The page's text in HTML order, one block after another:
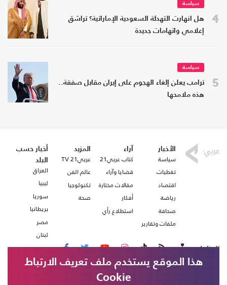
4
سياسة
هل انهارت التهدئة السعودية الإماراتية؟ تراشق
إعلامي واتهامات جديدة
5
سياسة
ترامب يعلن إلغاء الهجوم على إيران مقابل صفقة..
هذه ملامحها
الأخبار
سياسة
تغطيات
اقتصاد
رياضة
صحافة
ملفات وتقارير
آراء
كتاب عربي21
قضايا وآراء
مقالات مختارة
أفكار
استطلاع رأي
المزيد
عربي21 TV
عالم الفن
تكنولوجيا
صحة
أخبار حسب
البلد
العراق
ليبيا
سوريا
بريطانيا
مصر
لبنان
تابعنا على
هذا الموقع يستخدم ملف تعريف الارتباط
Cookie